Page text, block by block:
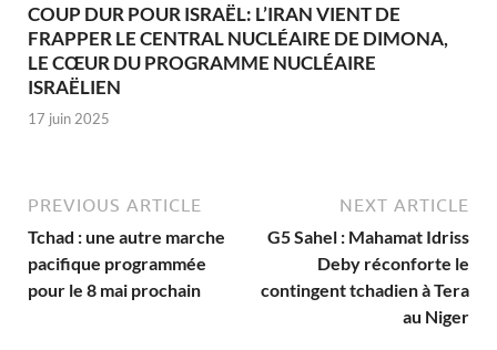
COUP DUR POUR ISRAËL: L’IRAN VIENT DE
FRAPPER LE CENTRAL NUCLÉAIRE DE DIMONA,
LE CŒUR DU PROGRAMME NUCLÉAIRE
ISRAËLIEN
17 juin 2025
PREVIOUS ARTICLE
Tchad : une autre marche
pacifique programmée
pour le 8 mai prochain
NEXT ARTICLE
G5 Sahel : Mahamat Idriss
Deby réconforte le
contingent tchadien à Tera
au Niger